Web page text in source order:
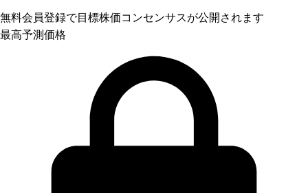
無料会員登録で目標株価コンセンサスが公開されます
最高予測価格